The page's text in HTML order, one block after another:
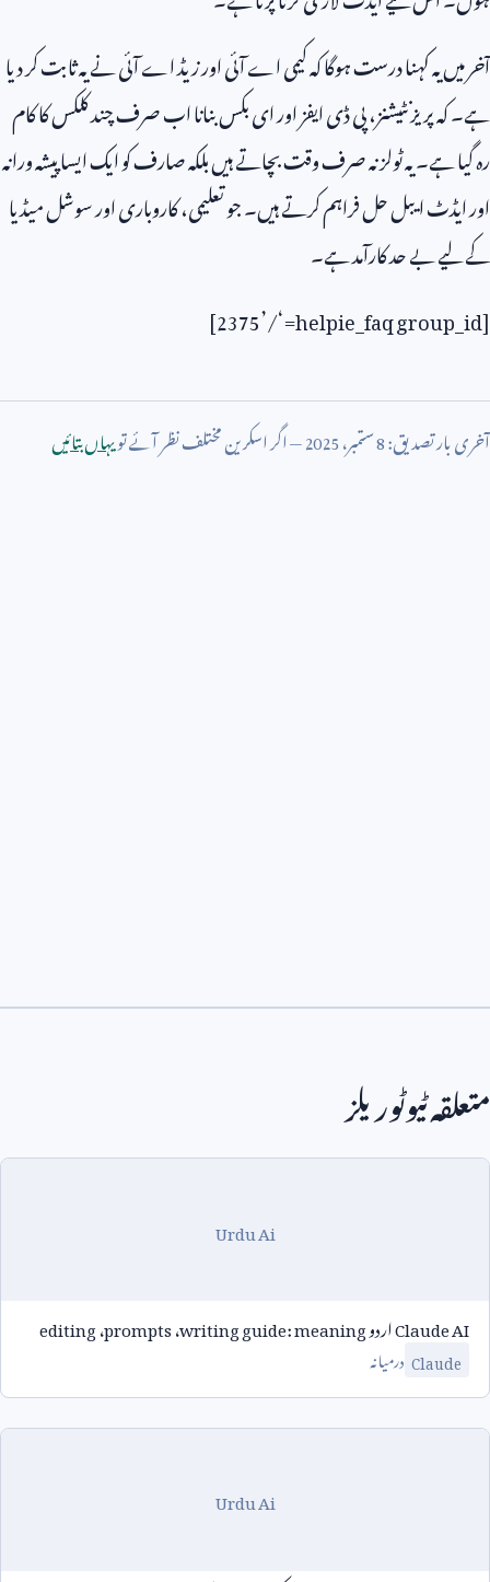
آخر میں یہ کہنا درست ہوگا کہ کیمی اے آئی اور زیڈ اے آئی نے یہ ثابت کر دیا
ہے۔ کہ پریزنٹیشنز، پی ڈی ایفز اور ای بکس بنانا اب صرف چند کلکس کا کام
رہ گیا ہے۔ یہ ٹولز نہ صرف وقت بچاتے ہیں بلکہ صارف کو ایک ایسا پیشہ ورانہ
اور ایڈٹ ایبل حل فراہم کرتے ہیں۔ جو تعلیمی، کاروباری اور سوشل میڈیا
کے لیے بے حد کارآمد ہے۔
[
helpie_faq group_id
=‘
2375’/
]
آخری بار تصدیق:8ستمبر،2025— اگر اسکرین مختلف نظر آئے تویہاں بتائیں
متعلقہ ٹیوٹوریلز
Urdu Ai
Claude AIاردوwriting guide: meaning،prompts،editing
Claude درمیانہ
Urdu Ai